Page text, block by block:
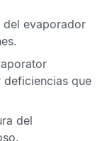
del evaporador
deficiencias que
del